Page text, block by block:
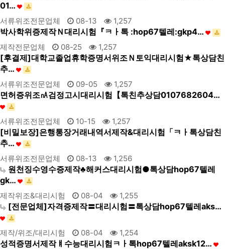
01…
서류위조전문업체 08-13 1,257
박사학위증제작Ｎ대리시험『ㅋㅏ톡 :hop67텔레:gkp4…
제작전문업체 08-25 1,257
[후결제]대학교졸업휴학증명서위조Ｎ토익대리시험★톡상담친
추…
서류위조전문업체 09-05 1,257
면허증위조㎁검정고시대리시험【톡친추상담0107682604…
서류위조전문업체 10-15 1,257
[비밀보장]은행통장거래내역서제작&대리시험「ㅋㅏ톡상담친
추…
서류위조전문업체 08-13 1,256
원천징수영수증제작♣해커스대리시험●톡상담hop67텔레
gk…
제작위조&대리시험 08-04 1,255
[전문업체]자격증제작〓대리시험〓톡상담hop67텔레aks…
제작/위조/대리시험 08-04 1,254
성적증명서제작ㅒ수능대리시험ㅋㅏ톡hop67텔레aksk12…